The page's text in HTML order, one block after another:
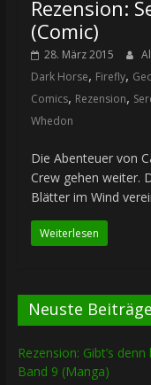
Rezension:
(Comic)
28. März 2015
Dark Horse, Firefly,
Comics, Rezension,
Whedon
Die Abenteuer von
Crew gehen weiter.
Blätter im Wind
Weiterlesen
Neuste Beiträge
Rezension: Gibt’s
Band 9 (Manga)